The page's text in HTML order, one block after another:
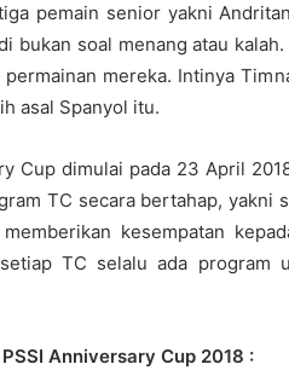
pemain senior yakni
bukan soal menang atau
mereka. Intinya
asal Spanyol itu.
Cup dimulai pada 23 April
TC secara bertahap, yakni
kesempatan
TC selalu ada program
Anniversary Cup 2018 :